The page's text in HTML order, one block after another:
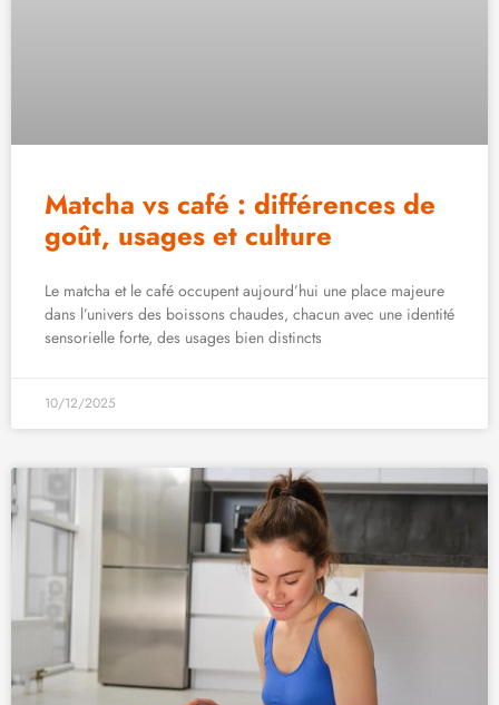
Matcha vs café : différences de
goût, usages et culture
Le matcha et le café occupent aujourd’hui une place majeure
dans l’univers des boissons chaudes, chacun avec une identité
sensorielle forte, des usages bien distincts
10/12/2025